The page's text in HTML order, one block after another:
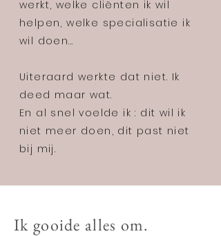
werkt, welke cliënten ik wil
helpen, welke specialisatie ik
wil doen...
Uiteraard werkte dat niet. Ik
deed maar wat.
En al snel voelde ik : dit wil ik
niet meer doen, dit past niet
bij mij.
Ik gooide alles om.